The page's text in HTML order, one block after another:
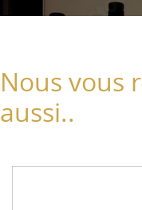
Nous vous
aussi..